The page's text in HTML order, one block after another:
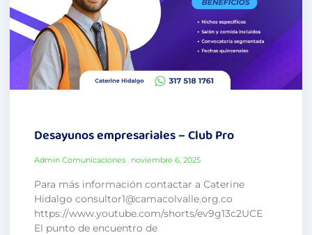
Desayunos empresariales – Club Pro
Admin Comunicaciones noviembre 6, 2025
Para más información contactar a Caterine
Hidalgo consultor1@camacolvalle.org.co
https://www.youtube.com/shorts/ev9g13c2UCE
El punto de encuentro de